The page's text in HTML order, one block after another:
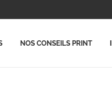
NOS CONSEILS PRINT